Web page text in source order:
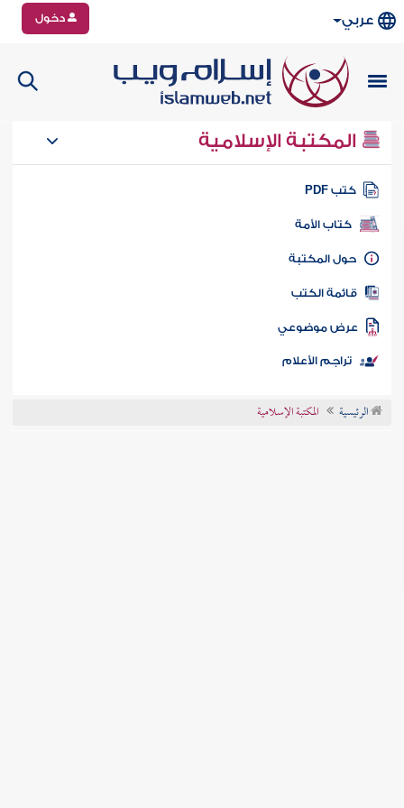
عربي دخول
المكتبة الإسلامية
كتب PDF
كتاب الأمة
المكتبة
الكتب
موضوعي
تراجم الأعلام
الرئيسية المكتبة الإسلامية